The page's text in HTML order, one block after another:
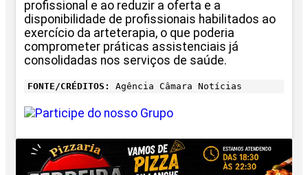
profissional e ao reduzir a oferta e a
disponibilidade de profissionais habilitados ao
exercício da arteterapia, o que poderia
comprometer práticas assistenciais já
consolidadas nos serviços de saúde.
FONTE/CRÉDITOS: Agência Câmara Notícias